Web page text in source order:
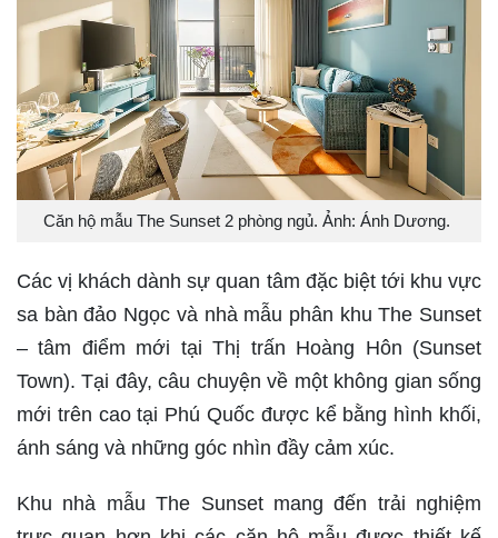
Căn hộ mẫu The Sunset 2 phòng ngủ. Ảnh: Ánh Dương.
Các vị khách dành sự quan tâm đặc biệt tới khu vực
sa bàn đảo Ngọc và nhà mẫu phân khu The Sunset
– tâm điểm mới tại Thị trấn Hoàng Hôn (Sunset
Town). Tại đây, câu chuyện về một không gian sống
mới trên cao tại Phú Quốc được kể bằng hình khối,
ánh sáng và những góc nhìn đầy cảm xúc.
Khu nhà mẫu The Sunset mang đến trải nghiệm